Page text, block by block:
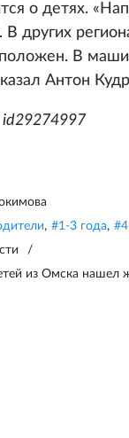
о детях.
В других
В
Антон
, #1-3 года, #
/
из Омска нашел